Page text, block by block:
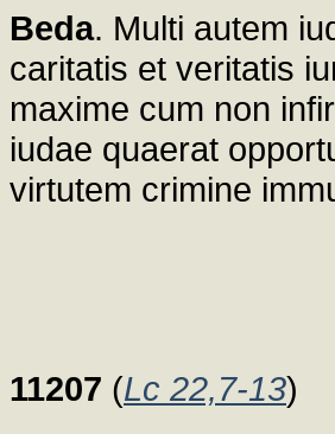
Beda. Multi autem
caritatis et veritatis
maxime cum non
iudae quaerat
virtutem crimine
11207 (Lc 22,7-13)